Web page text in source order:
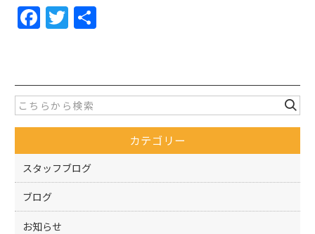
F
a
e
b
o
o
k
T
w
er
カテゴリー
スタッフブログ
ブログ
お知らせ